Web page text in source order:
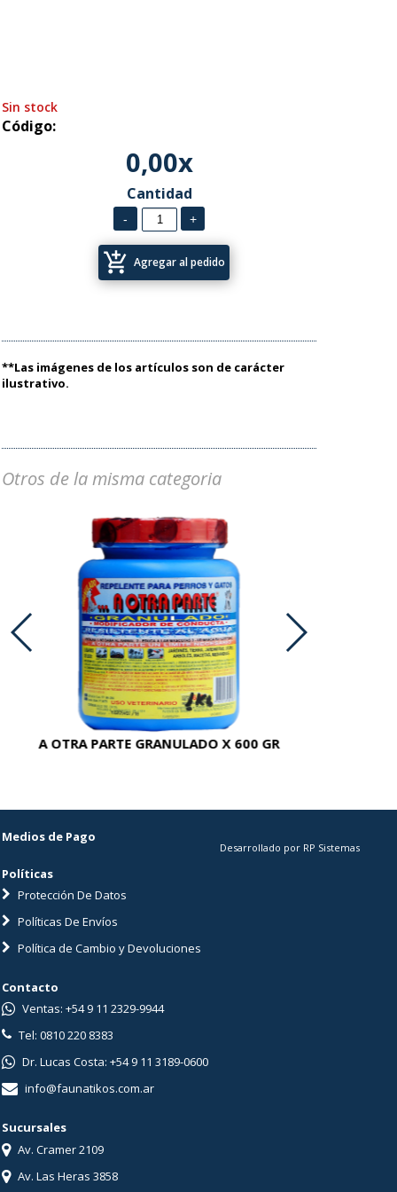
Sin stock
Código:
0,00x
Cantidad
add_shopping_cart Agregar al pedido
**Las imágenes de los artículos son de carácter
ilustrativo.
Otros de la misma categoria
A OTRA PARTE GRANULADO X 600 GR
Medios de Pago
Políticas
Protección De Datos
Políticas De Envíos
Política de Cambio y Devoluciones
Desarrollado por RP Sistemas
Contacto
Ventas: +54 9 11 2329-9944
Tel: 0810 220 8383
Dr. Lucas Costa: +54 9 11 3189-0600
info@faunatikos.com.ar
Sucursales
Av. Cramer 2109
Av. Las Heras 3858